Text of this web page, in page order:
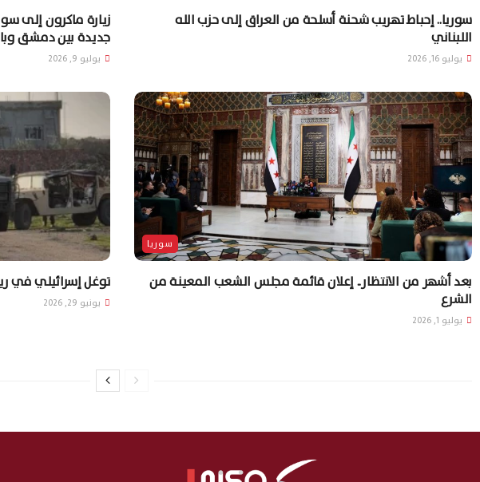
سوريا.. إحباط تهريب شحنة أسلحة من العراق إلى حزب الله
اللبناني
يوليو 16, 2026
زيارة ماكرون إلى
جديدة بين دمشق
يوليو 9, 2026
سوريا
بعد أشهر من الانتظار.. إعلان قائمة مجلس الشعب المعينة من
الشرع
يوليو 1, 2026
توغل إسرائيلي في
يونيو 29, 2026